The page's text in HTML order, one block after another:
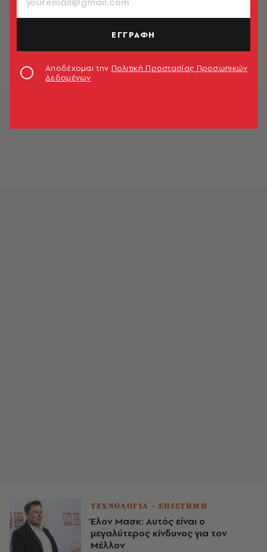
ΚΟΣΜΟΣ
Tesla: Και δεύτερη υπάλληλος
κατήγγειλε σεξουαλική παρενόχληση
Newsroom
ΤΕΧΝΟΛΟΓΙΑ - ΕΠΙΣΤΗΜΗ
Έλον Μασκ: Αυτός είναι ο
μεγαλύτερος κίνδυνος για τον
Μέλλον
ΕΓΓΡΑΦΗ
Αποδέχομαι την Πολιτική Προστασίας Προσωπικών
Δεδομένων